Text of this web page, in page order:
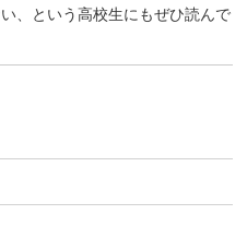
、という高校生にもぜひ読んで